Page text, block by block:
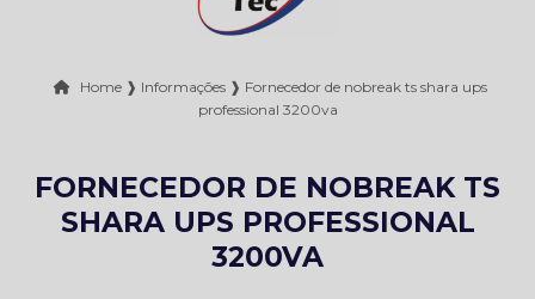
Home ❱ Informações ❱ Fornecedor de nobreak ts shara ups
professional 3200va
FORNECEDOR DE NOBREAK TS
SHARA UPS PROFESSIONAL
3200VA